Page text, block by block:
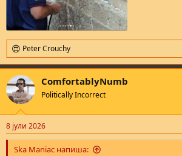
R
e
a
c
t
i
n
s
:
Pеtеr Crоuchy
ComfortablyNumb
Politically Incorrect
8 јули 2026
Ska Maniac напиша: